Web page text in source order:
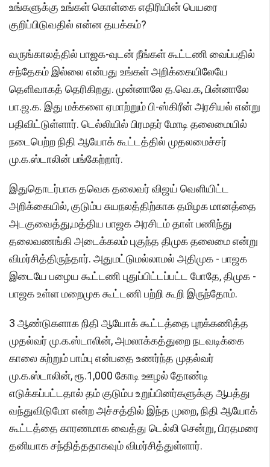
உங்களுக்கு உங்கள் கொள்கை எதிரியின் பெயரை
குறிப்பிடுவதில் என்ன தயக்கம்?
வருங்காலத்தில் பாஜக-வுடன் நீங்கள் கூட்டணி வைப்பதில்
சந்தேகம் இல்லை என்பது உங்கள் அறிக்கையிலேயே
தெளிவாகத் தெரிகிறது. முன்னாலே த.வெ.க, பின்னாலே
பா.ஜ.க. இது மக்களை ஏமாற்றும் பி-ஸ்கிரீன் அரசியல் என்று
பதிவிட்டுள்ளார். டெல்லியில் பிரமதர் மோடி தலைமையில்
நடைபெற்ற நிதி ஆயோக் கூட்டத்தில் முதலமைச்சர்
மு.க.ஸ்டாலின் பங்கேற்றார்.
இதுதொடர்பாக தவெக தலைவர் விஜய் வெளியிட்ட
அறிக்கையில், குடும்ப சுயநலத்திற்காக தமிழக மானத்தை
அடகுவைத்து,மத்திய பாஜக அரசிடம் தாள் பணிந்து
தலைவணங்கி அடைக்கலம் புகுந்த திமுக தலைமை என்று
விமர்சித்திருந்தார். அதுமட்டுமல்லாமல் அதிமுக - பாஜக
இடையே பழைய கூட்டணி புதுப்பிட்டப்பட்ட போதே, திமுக -
பாஜக உள்ள மறைமுக கூட்டணி பற்றி கூறி இருந்தோம்.
3 ஆண்டுகளாக நிதி ஆயோக் கூட்டத்தை புறக்கணித்த
முதல்வர் மு.க.ஸ்டாலின், அமலாக்கத்துறை நடவடிக்கை
காலை சுற்றும் பாம்பு என்பதை உணர்ந்த முதல்வர்
மு.க.ஸ்டாலின், ரூ.1,000 கோடி ஊழல் தோண்டி
எடுக்கப்பட்டதால் தம் குடும்ப உறுப்பினர்களுக்கு ஆபத்து
வந்துவிடுமோ என்ற அச்சத்தில் இந்த முறை, நிதி ஆயோக்
கூட்டத்தை காரணமாக வைத்து டெல்லி சென்று, பிரதமரை
தனியாக சந்தித்ததாகவும் விமர்சித்துள்ளார்.